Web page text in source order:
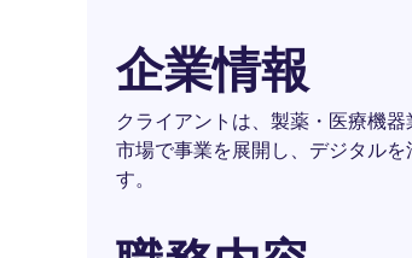
企業情報
クライアントは、製薬・医療機
市場で事業を展開し、デジタル
す。